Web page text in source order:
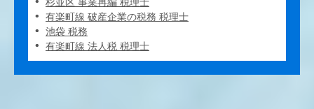
有楽町線 破産企業の税務 税理士
池袋 税務
有楽町線 法人税 税理士